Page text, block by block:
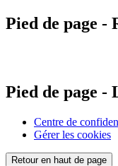
Pied de page -
Pied de page -
Centre de
Gérer les cookies
Retour en haut de page